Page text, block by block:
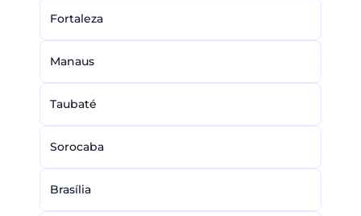
Fortaleza
Manaus
Taubaté
Sorocaba
Brasília